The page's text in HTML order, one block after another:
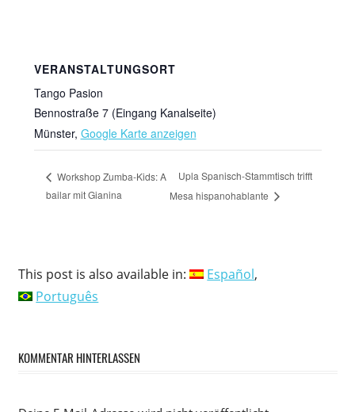
VERANSTALTUNGSORT
Tango Pasion
Bennostraße 7 (Eingang Kanalseite)
Münster, Google Karte anzeigen
Workshop Zumba-Kids: A
bailar mit Gianina
Upla Spanisch-Stammtisch trifft
Mesa hispanohablante
This post is also available in:
Español
Português
KOMMENTAR HINTERLASSEN